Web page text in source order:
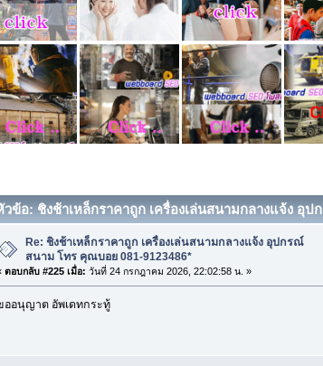
วข้อ: ชิงช้าเหล็กราคาถูก เครื่องเล่นสนามกลางแจ้ง อุ
Re: ชิงช้าเหล็กราคาถูก เครื่องเล่นสนามกลางแจ้ง อุปกรณ์
สนาม โทร คุณบอย 081-9123486*
ตอบกลับ #225 เมื่อ: วันที่ 24 กรกฎาคม 2026, 22:02:58 น. »
ออนุญาต อัพเดทกระทู้